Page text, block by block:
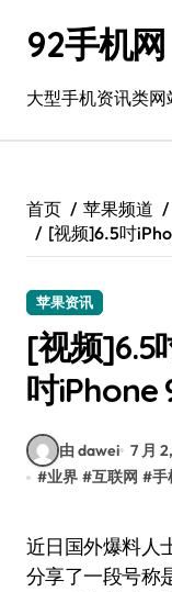
92手机网
大型手机资讯类
首页 苹果频道
[视频]6.5吋
苹果资讯
[视频]6.5
吋iPhone
由 dawei 7 月
#业界 #互联网 #手
近日国外爆料人士@shaimizrachi通过外媒9to5Mac
分享了一段号称